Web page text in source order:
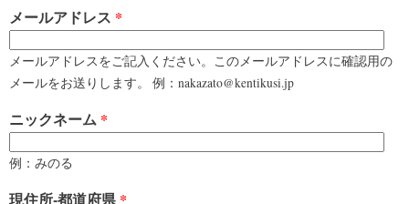
メールアドレス *
メールアドレスをご記入ください。このメールアドレスに確認用の
メールをお送りします。 例：nakazato@kentikusi.jp
ニックネーム *
例：みのる
現住所-都道府県 *